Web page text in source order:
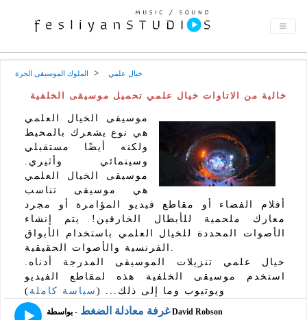
الملوك الموسيقى الحرة خيال علمي
خالية من الاتاوات خيال علمي تحميل موسيقى الخلفية
موسيقى الخيال العلمي
هي نوع يشعرك بالمحيط
ولكنه أيضًا مستقبلي
وسينمائي وأثيري.
موسيقى الخيال العلمي
هي موسيقى تناسب
أفلام الفضاء أو مقاطع فيديو المؤامرة أو مجرد
معارك ملحمية للأبطال الخارقين! يتم إنشاء
الأصوات المحددة للخيال العلمي باستخدام الأبواق
الفرنسية والأصوات الحقيقية.
خيال علمي تنزيلات الموسيقى المدرجة أدناه.
استخدم موسيقى الخلفية هذه لمقاطع الفيديو
ويوتيوب وما إلى ذلك... ( سياسة كاملة )
غرفة معادلة الضغط- بواسطة David Robson